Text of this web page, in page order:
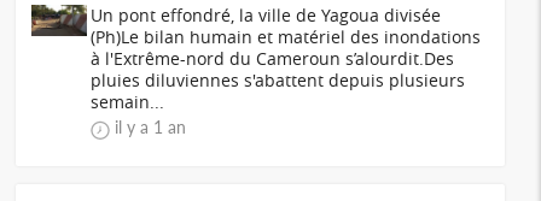
Un pont effondré, la ville de Yagoua divisée
(Ph)Le bilan humain et matériel des inondations
à l'Extrême-nord du Cameroun s’alourdit.Des
pluies diluviennes s'abattent depuis plusieurs
semain...
il y a 1 an